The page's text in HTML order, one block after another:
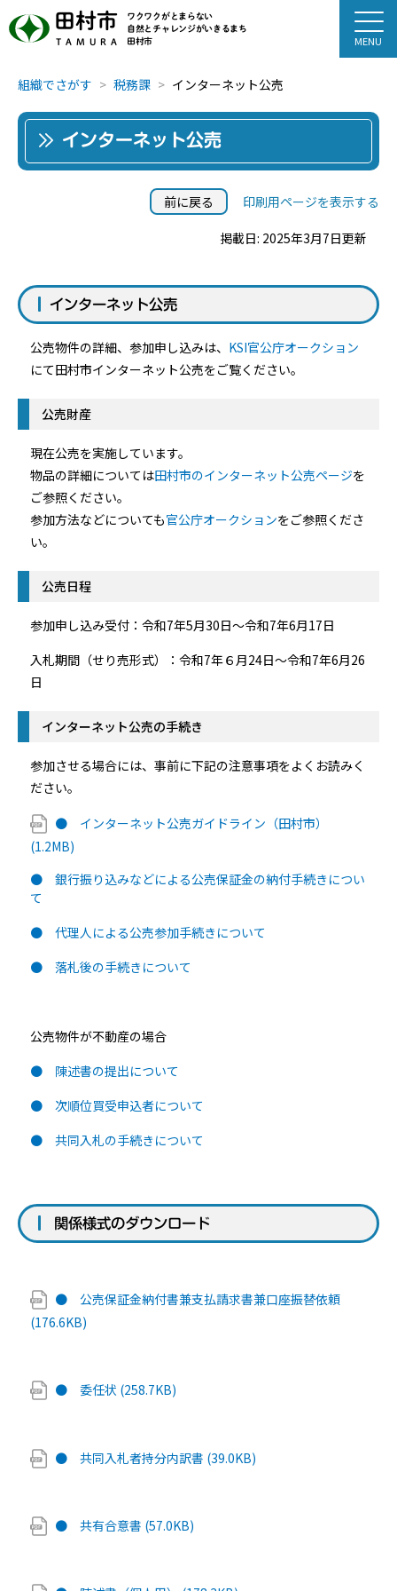
田村市
TAMURA
ワクワクがとまらない
自然とチャレンジがいきるまち
田村市
組織でさがす 税務課 インターネット公売
インターネット公売
前に戻る 印刷用ページを表示する
掲載日: 2025年3月7日更新
インターネット公売
公売物件の詳細、参加申し込みは、 KSI官公庁オークション
にて田村市インターネット公売をご覧ください。
公売財産
現在公売を実施しています。
物品の詳細については田村市のインターネット公売ページを
ご参照ください。
参加方法などについても官公庁オークションをご参照くださ
い。
公売日程
参加申し込み受付：令和7年5月30日～令和7年6月17日
入札期間（せり売形式）：令和7年６月24日～令和7年6月26
日
インターネット公売の手続き
参加させる場合には、事前に下記の注意事項をよくお読みく
ださい。
● インターネット公売ガイドライン（田村市）
(1.2MB)
● 銀行振り込みなどによる公売保証金の納付手続きについ
て
● 代理人による公売参加手続きについて
● 落札後の手続きについて
公売物件が不動産の場合
● 陳述書の提出について
● 次順位買受申込者について
● 共同入札の手続きについて
関係様式のダウンロード
● 公売保証金納付書兼支払請求書兼口座振替依頼
(176.6KB)
● 委任状 (258.7KB)
● 共同入札者持分内訳書 (39.0KB)
● 共有合意書 (57.0KB)